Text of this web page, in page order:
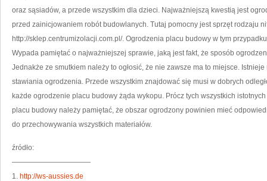
oraz sąsiadów, a przede wszystkim dla dzieci. Najważniejszą kwestią jest
przed zainicjowaniem robót budowlanych. Tutaj pomocny jest sprzęt rodzaju
http://sklep.centrumizolacji.com.pl/. Ogrodzenia placu budowy w tym
Wypada pamiętać o najważniejszej sprawie, jaką jest fakt, że sposób
Jednakże ze smutkiem należy to ogłosić, że nie zawsze ma to miejsce.
stawiania ogrodzenia. Przede wszystkim znajdować się musi w dobrych
każde ogrodzenie placu budowy żąda wykopu. Prócz tych wszystkich
placu budowy należy pamiętać, że obszar ogrodzony powinien mieć
do przechowywania wszystkich materiałów.
źródło:
———————————
1. http://ws-aussies.de